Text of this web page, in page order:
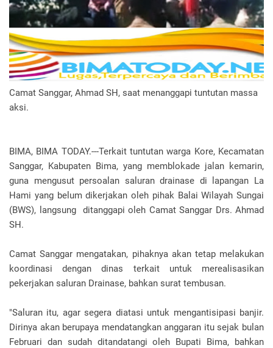
Camat Sanggar, Ahmad SH, saat menanggapi tuntutan massa
aksi.
BIMA, BIMA TODAY.---Terkait tuntutan warga Kore, Kecamatan
Sanggar, Kabupaten Bima, yang memblokade jalan kemarin,
guna mengusut persoalan saluran drainase di lapangan La
Hami yang belum dikerjakan oleh pihak Balai Wilayah Sungai
(BWS), langsung ditanggapi oleh Camat Sanggar Drs. Ahmad
SH.
Camat Sanggar mengatakan, pihaknya akan tetap melakukan
koordinasi dengan dinas terkait untuk merealisasikan
pekerjakan saluran Drainase, bahkan surat tembusan.
"Saluran itu, agar segera diatasi untuk mengantisipasi banjir.
Dirinya akan berupaya mendatangkan anggaran itu sejak bulan
Februari dan sudah ditandatangi oleh Bupati Bima, bahkan